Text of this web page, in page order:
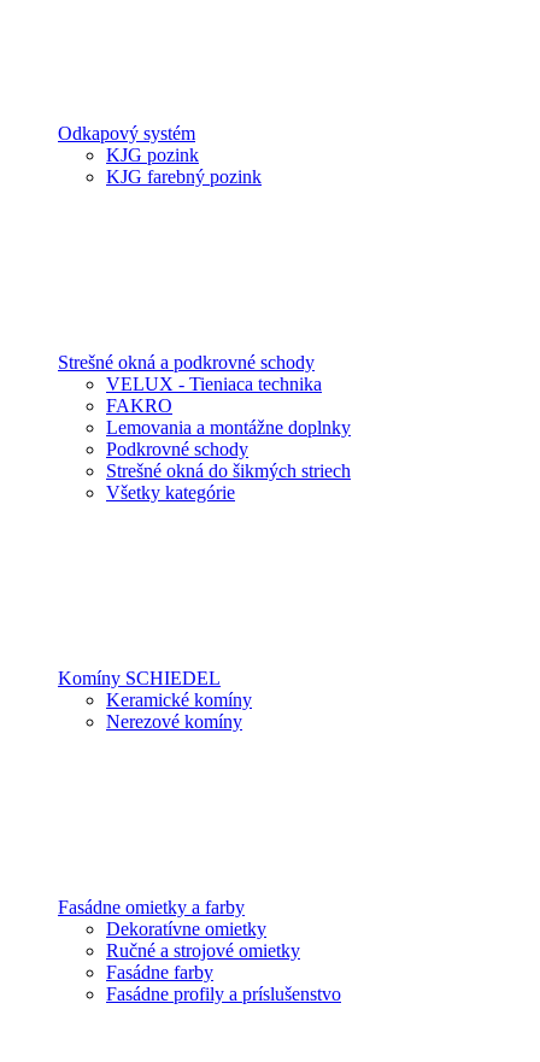
Odkapový systém
KJG pozink
KJG farebný pozink
Strešné okná a podkrovné schody
VELUX - Tieniaca technika
FAKRO
Lemovania a montážne doplnky
Podkrovné schody
Strešné okná do šikmých striech
Všetky kategórie
Komíny SCHIEDEL
Keramické komíny
Nerezové komíny
Fasádne omietky a farby
Dekoratívne omietky
Ručné a strojové omietky
Fasádne farby
Fasádne profily a príslušenstvo